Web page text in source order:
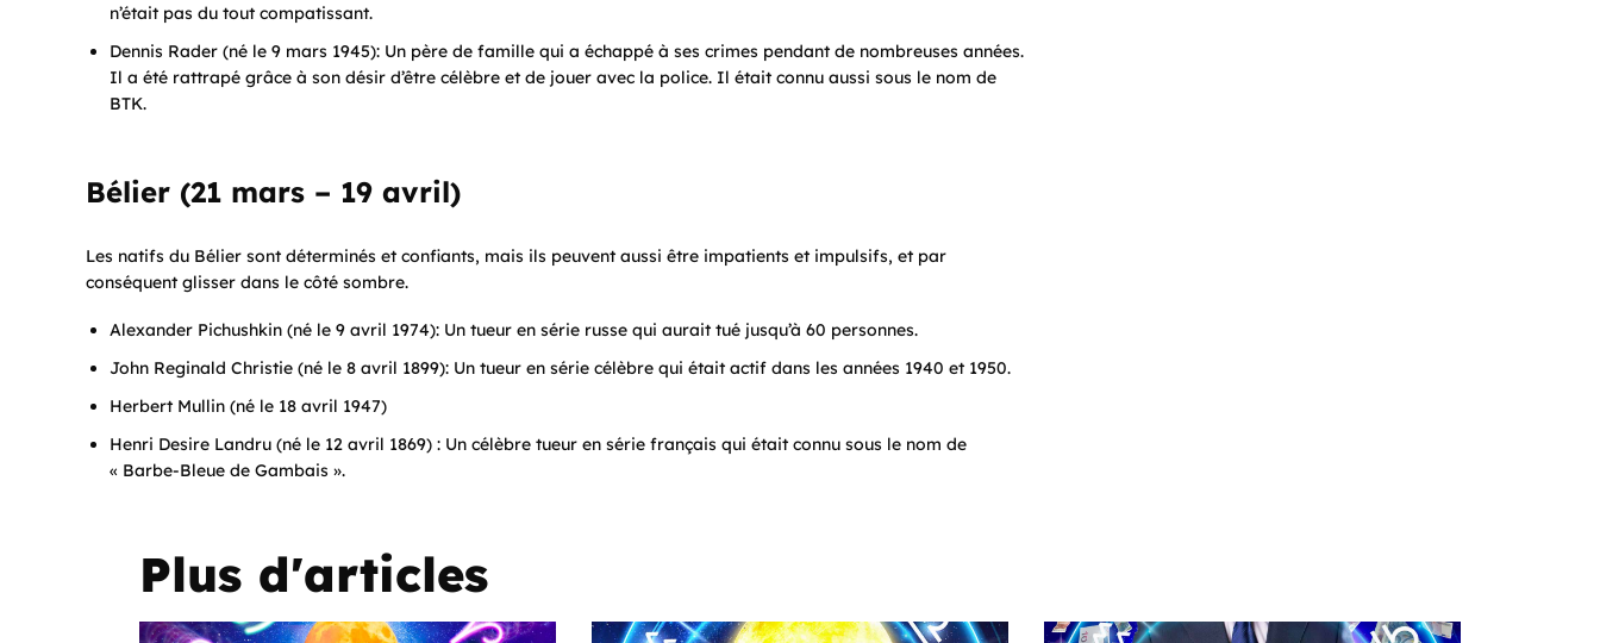
n’était pas du tout compatissant.
Dennis Rader (né le 9 mars 1945): Un père de famille qui a échappé à ses crimes pendant de nombreuses années.
Il a été rattrapé grâce à son désir d’être célèbre et de jouer avec la police. Il était connu aussi sous le nom de
BTK.
Bélier (21 mars – 19 avril)
Les natifs du Bélier sont déterminés et confiants, mais ils peuvent aussi être impatients et impulsifs, et par
conséquent glisser dans le côté sombre.
Alexander Pichushkin (né le 9 avril 1974): Un tueur en série russe qui aurait tué jusqu’à 60 personnes.
John Reginald Christie (né le 8 avril 1899): Un tueur en série célèbre qui était actif dans les années 1940 et 1950.
Herbert Mullin (né le 18 avril 1947)
Henri Desire Landru (né le 12 avril 1869) : Un célèbre tueur en série français qui était connu sous le nom de
« Barbe-Bleue de Gambais ».
Plus d'articles